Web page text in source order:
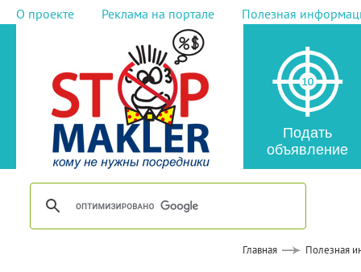
О проекте Реклама на портале Полезная
Подать
объявление
Главная Полезная